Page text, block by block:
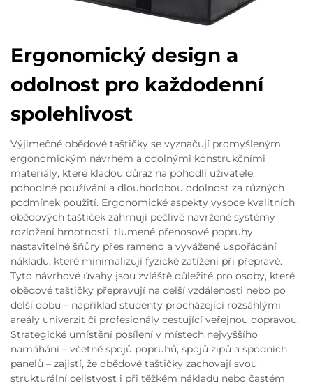
Ergonomický design a
odolnost pro každodenní
spolehlivost
Výjimečné obědové taštičky se vyznačují promyšleným
ergonomickým návrhem a odolnými konstrukčními
materiály, které kladou důraz na pohodlí uživatele,
pohodlné používání a dlouhodobou odolnost za různých
podmínek použití. Ergonomické aspekty vysoce kvalitních
obědových taštiček zahrnují pečlivě navržené systémy
rozložení hmotnosti, tlumené přenosové popruhy,
nastavitelné šňůry přes rameno a vyvážené uspořádání
nákladu, které minimalizují fyzické zatížení při přepravě.
Tyto návrhové úvahy jsou zvláště důležité pro osoby, které
obědové taštičky přepravují na delší vzdálenosti nebo po
delší dobu – například studenty procházející rozsáhlými
areály univerzit či profesionály cestující veřejnou dopravou.
Strategické umístění posílení v místech nejvyššího
namáhání – včetně spojů popruhů, spojů zipů a spodních
panelů – zajistí, že obědové taštičky zachovají svou
strukturální celistvost i při těžkém nákladu nebo častém